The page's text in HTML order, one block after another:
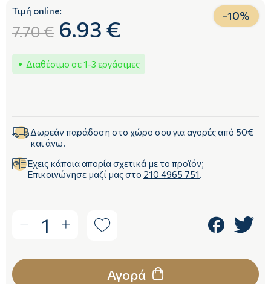
Τιμή online:
7.70 € 6.93 € -10%
Διαθέσιμο σε 1-3 εργάσιμες
Δωρεάν παράδοση στο χώρο σου για αγορές από 50€
και άνω.
Έχεις κάποια απορία σχετικά με το προϊόν;
Επικοινώνησε μαζί μας στο 210 4965 751.
1
Αγορά